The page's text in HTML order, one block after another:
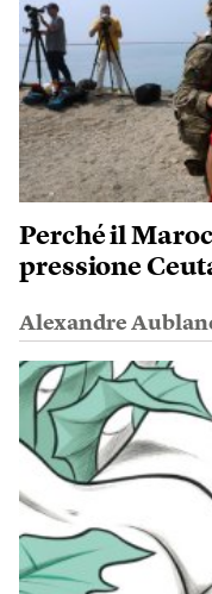
Perché il
pressione
Alexandre